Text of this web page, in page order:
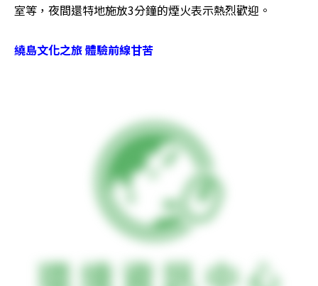
室等，夜間還特地施放3分鐘的煙火表示熱烈歡迎。
繞島文化之旅 體驗前線甘苦